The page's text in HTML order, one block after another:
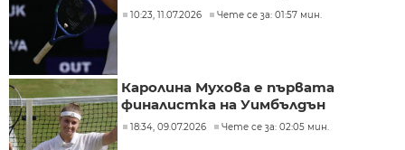
10:23, 11.07.2026 Чете се за: 01:57 мин.
Каролина Мухова е първата
финалистка на Уимбълдън
18:34, 09.07.2026 Чете се за: 02:05 мин.